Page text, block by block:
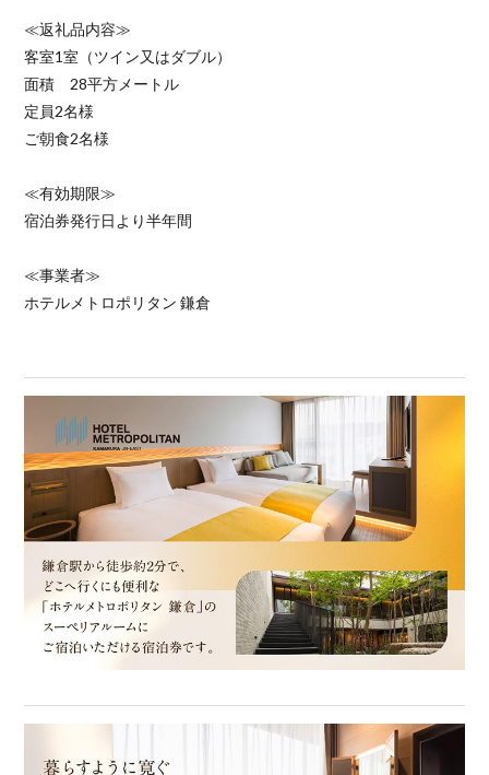
≪返礼品内容≫
客室1室（ツイン又はダブル）
面積 28平方メートル
定員2名様
ご朝食2名様
≪有効期限≫
宿泊券発行日より半年間
≪事業者≫
ホテルメトロポリタン 鎌倉